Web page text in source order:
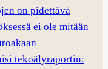
on pidettävä
ei ole mitään
tekoälyraportin: